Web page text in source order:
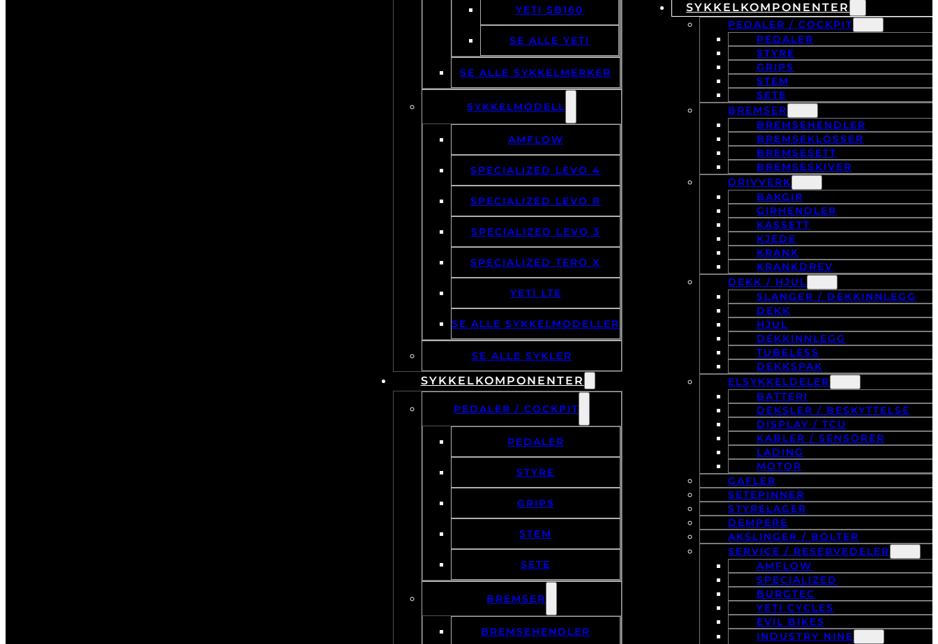
YETI SB160
SE ALLE YETI
SE ALLE SYKKELMERKER
SYKKELMODELL
AMFLOW
SPECIALIZED LEVO 4
SPECIALIZED LEVO R
SPECIALIZED LEVO 3
SPECIALIZED TERO X
YETI LTE
SE ALLE SYKKELMODELLER
SE ALLE SYKLER
SYKKELKOMPONENTER
PEDALER / COCKPIT
PEDALER
STYRE
GRIPS
STEM
SETE
BREMSER
BREMSEHENDLER
SYKKELKOMPONENTER
PEDALER / COCKPIT
PEDALER
STYRE
GRIPS
STEM
SETE
BREMSER
BREMSEHENDLER
BREMSEKLOSSER
BREMSESETT
BREMSESKIVER
DRIVVERK
BAKGIR
GIRHENDLER
KASSETT
KJEDE
KRANK
KRANKDREV
DEKK / HJUL
SLANGER / DEKKINNLEGG
DEKK
HJUL
DEKKINNLEGG
TUBELESS
DEKKSPAK
ELSYKKELDELER
BATTERI
DEKSLER / BESKYTTELSE
DISPLAY / TCU
KABLER / SENSORER
LADING
MOTOR
GAFLER
SETEPINNER
STYRELAGER
DEMPERE
AKSLINGER / BOLTER
SERVICE / RESERVEDELER
AMFLOW
SPECIALIZED
BURGTEC
YETI CYCLES
EVIL BIKES
INDUSTRY NINE